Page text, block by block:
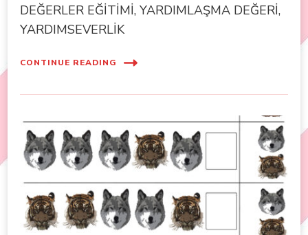
DEĞERLER EĞİTİMİ, YARDIMLAŞMA DEĞERİ,
YARDIMSEVERLİK
CONTINUE READING